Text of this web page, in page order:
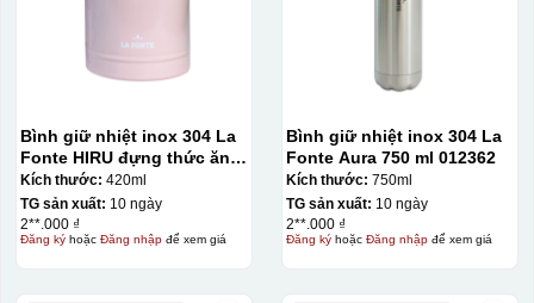
Bình giữ nhiệt inox 304 La
Fonte HIRU đựng thức ăn
420 ml – 012348
Kích thước: 420ml
TG sản xuất: 10 ngày
2**.000 ₫
Đăng kýhoặc Đăng nhậpđể xem giá
Bình giữ nhiệt inox 304 La
Fonte Aura 750 ml 012362
Kích thước: 750ml
TG sản xuất: 10 ngày
2**.000 ₫
Đăng kýhoặc Đăng nhậpđể xem giá